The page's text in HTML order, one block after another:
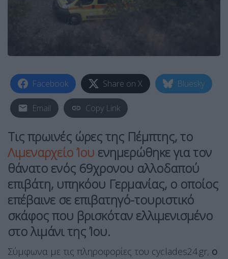
Facebook Share on X Bluesky
Email Copy Link
Τις πρωινές ώρες της Πέμπτης, το
Λιμεναρχείο Ίου ενημερώθηκε για τον
θάνατο ενός 69χρονου αλλοδαπού
επιβάτη, υπηκόου Γερμανίας, ο οποίος
επέβαινε σε επιβατηγό-τουριστικό
σκάφος που βρισκόταν ελλιμενισμένο
στο λιμάνι της Ίου.
Σύμφωνα με τις πληροφορίες του cyclades24.gr, ο